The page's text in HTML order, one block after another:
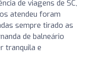
de viagens de SC,
atendeu foram
sempre tirado as
de balneário
tranquila e